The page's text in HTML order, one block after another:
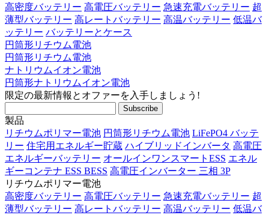
高密度バッテリー 高電圧バッテリー 急速充電バッテリー 超
薄型バッテリー 高レートバッテリー 高温バッテリー 低温バ
ッテリー バッテリーとケース
円筒形リチウム電池
円筒形リチウム電池
ナトリウムイオン電池
円筒形ナトリウムイオン電池
限定の最新情報とオファーを入手しましょう!
製品
リチウムポリマー電池 円筒形リチウム電池 LiFePO4 バッテ
リー 住宅用エネルギー貯蔵 ハイブリッドインバータ 高電圧
エネルギーバッテリー オールインワンスマートESS エネル
ギーコンテナ ESS BESS 高電圧インバーター 三相 3P
リチウムポリマー電池
高密度バッテリー 高電圧バッテリー 急速充電バッテリー 超
薄型バッテリー 高レートバッテリー 高温バッテリー 低温バ